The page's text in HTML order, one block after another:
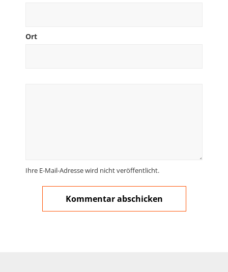
Ort
Ihre E-Mail-Adresse wird nicht veröffentlicht.